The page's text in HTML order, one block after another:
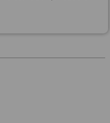
ProArt B760-